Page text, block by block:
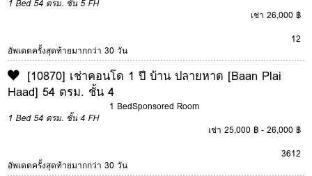
1 Bed 54 ตรม. ชั้น 5 FH
เช่า 26,000 ฿
12
อัพเดตครั้งสุดท้ายมากกว่า 30 วัน
[10870] เช่าคอนโด 1 ปี บ้าน ปลายหาด [Baan Plai
Haad] 54 ตรม. ชั้น 4
1 BedSponsored Room
1 Bed 54 ตรม. ชั้น 4 FH
เช่า 25,000 ฿ - 26,000 ฿
3612
อัพเดตครั้งสุดท้ายมากกว่า 30 วัน